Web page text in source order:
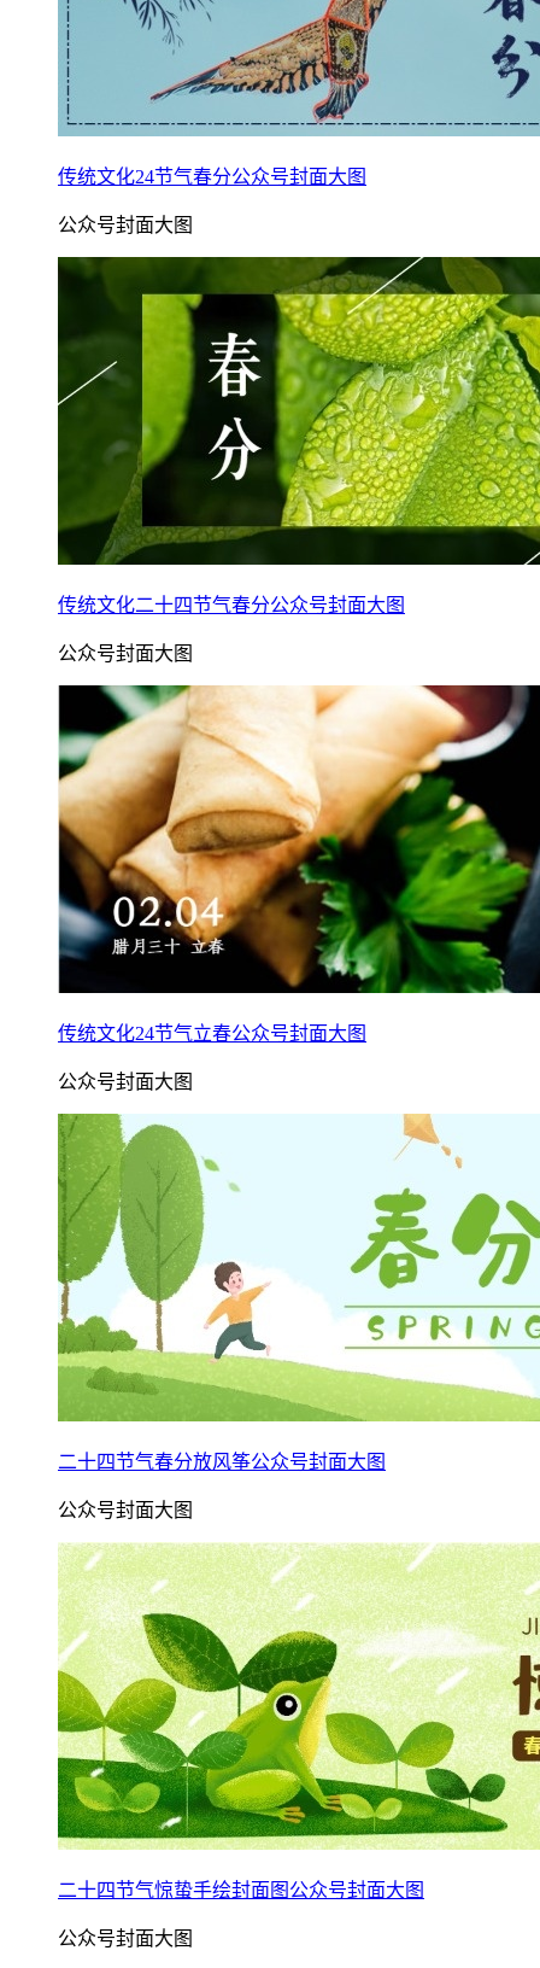
传统文化24节气春分公众号封面大图
公众号封面大图
传统文化二十四节气春分公众号封面大图
公众号封面大图
传统文化24节气立春公众号封面大图
公众号封面大图
二十四节气春分放风筝公众号封面大图
公众号封面大图
二十四节气惊蛰手绘封面图公众号封面大图
公众号封面大图